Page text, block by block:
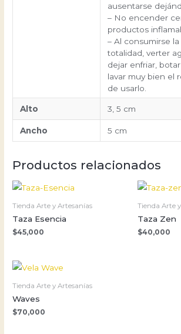
ausentarse
– No encender
productos
– Al consumirse
totalidad, verter
dejar enfriar,
lavar muy bien el
de usarlo.
Alto 3, 5 cm
Ancho 5 cm
Productos relacionados
Tienda Arte y Artesanías
Taza Esencia
$45,000
Tienda Arte
Taza Zen
$40,000
Tienda Arte y Artesanías
Waves
$70,000